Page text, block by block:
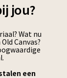
jou?
Wat nu
Canvas?
een